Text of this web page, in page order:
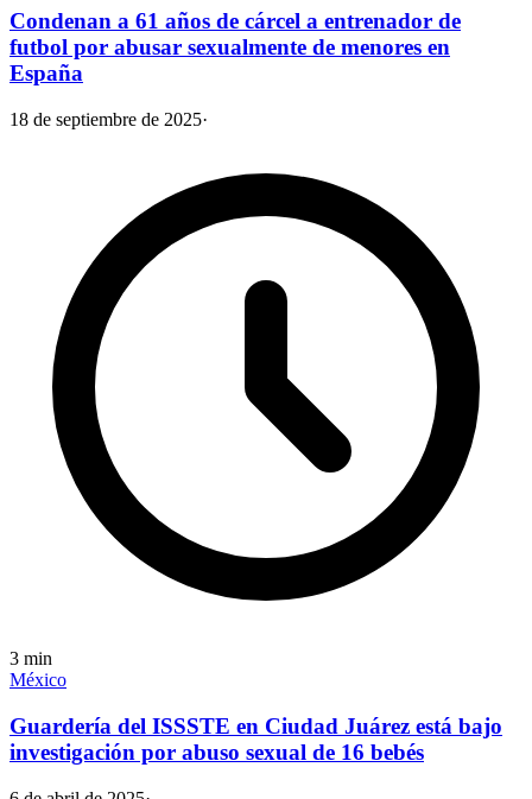
Condenan a 61 años de cárcel a entrenador de
futbol por abusar sexualmente de menores en
España
18 de septiembre de 2025·
3 min
México
Guardería del ISSSTE en Ciudad Juárez está bajo
investigación por abuso sexual de 16 bebés